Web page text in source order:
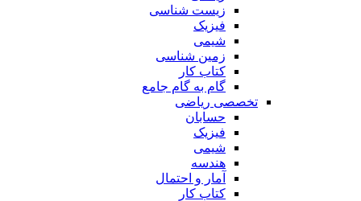
زیست شناسی
فیزیک
شیمی
زمین شناسی
کتاب کار
گام به گام جامع
تخصصی ریاضی
حسابان
فیزیک
شیمی
هندسه
آمار و احتمال
کتاب کار